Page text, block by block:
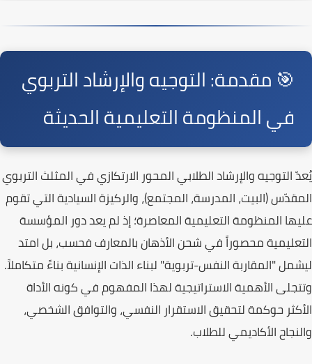
🎯 مقدمة: التوجيه والإرشاد التربوي
في المنظومة التعليمية الحديثة
يُعدّالتوجيه والإرشاد الطلابيالمحور الارتكازي في المثلث التربوي
المقدّس (البيت، المدرسة، المجتمع)، والركيزة السيادية التي تقوم
عليها المنظومة التعليمية المعاصرة؛ إذ لم يعد دور المؤسسة
التعليمية محصوراً في شحن الأذهان بالمعارف فحسب، بل امتد
ليشمل "المقاربة النفس-تربوية" لبناء الذات الإنسانية بناءً متكاملاً.
وتتجلى الأهمية الاستراتيجية لهذا المفهوم في كونه الأداة
الأكثر حوكمة لتحقيقالاستقرار النفسي، والتوافق الشخصي،
والنجاح الأكاديميللطلاب.